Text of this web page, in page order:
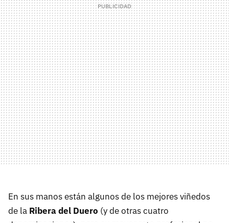
En sus manos están algunos de los mejores viñedos
de la Ribera del Duero (y de otras cuatro